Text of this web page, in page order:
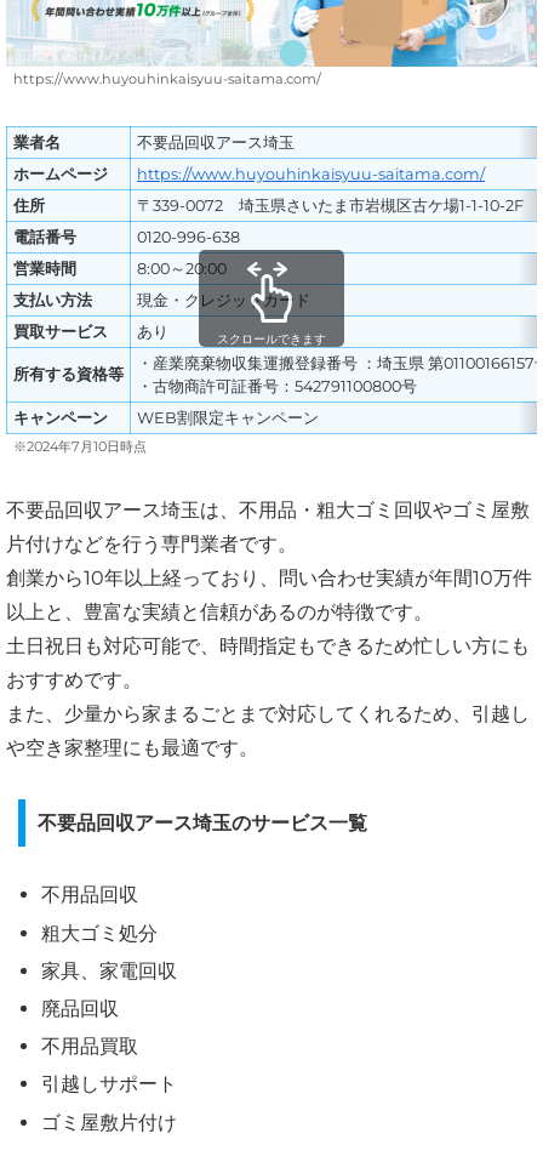
https://www.huyouhinkaisyuu-saitama.com/
業者名
不要品回収アース埼玉
ホームページ
https://www.huyouhinkaisyuu-saitama.com/
住所
〒339-0072 埼玉県さいたま市岩槻区古ケ場1-1-10-2F
電話番号
0120-996-638
営業時間
8:00～20:00
支払い方法
現金・クレジットカード
買取サービス
あり
所有する資格等
・産業廃棄物収集運搬登録番号 ：埼玉県 第01100166157
・古物商許可証番号：542791100800号
キャンペーン
WEB割限定キャンペーン
スクロールできます
※2024年7月10日時点
不要品回収アース埼玉は、不用品・粗大ゴミ回収やゴミ屋敷
片付けなどを行う専門業者です。
創業から10年以上経っており、問い合わせ実績が年間10万件
以上と、豊富な実績と信頼があるのが特徴です。
土日祝日も対応可能で、時間指定もできるため忙しい方にも
おすすめです。
また、少量から家まるごとまで対応してくれるため、引越し
や空き家整理にも最適です。
不要品回収アース埼玉のサービス一覧
不用品回収
粗大ゴミ処分
家具、家電回収
廃品回収
不用品買取
引越しサポート
ゴミ屋敷片付け